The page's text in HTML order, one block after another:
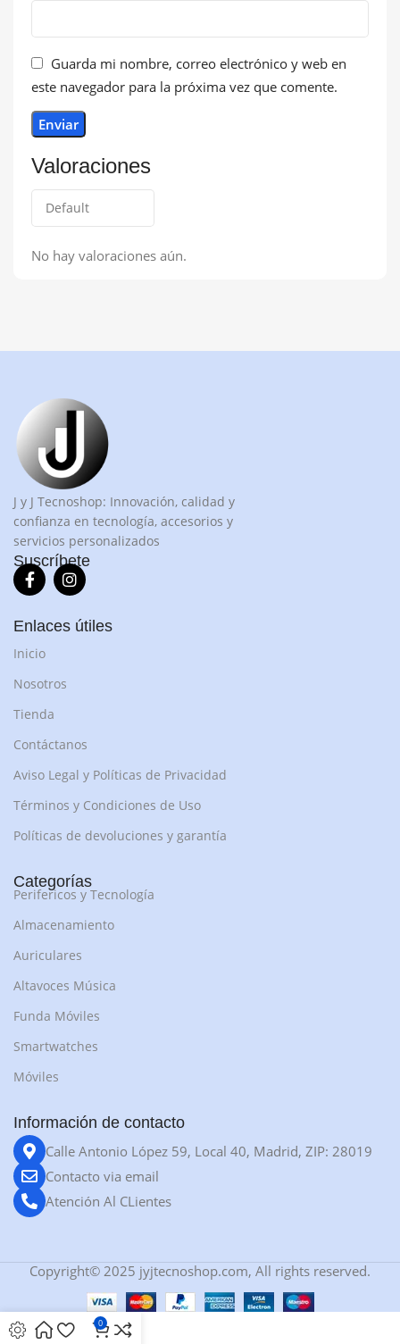
Valoraciones
No hay valoraciones aún.
Guarda mi nombre, correo electrónico y web en
este navegador para la próxima vez que comente.
J y J Tecnoshop: Innovación, calidad y
confianza en tecnología, accesorios y
servicios personalizados
Suscríbete
Enlaces útiles
Inicio
Nosotros
Tienda
Contáctanos
Aviso Legal y Políticas de Privacidad
Términos y Condiciones de Uso
Políticas de devoluciones y garantía
Categorías
Perifericos y Tecnología
Almacenamiento
Auriculares
Altavoces Música
Funda Móviles
Smartwatches
Móviles
Información de contacto
Calle Antonio López 59, Local 40, Madrid, ZIP: 28019
Contacto via email
Atención Al CLientes
Copyright© 2025 jyjtecnoshop.com, All rights reserved.
0